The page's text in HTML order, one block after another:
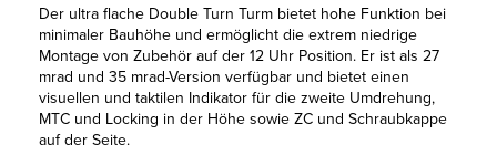
Der ultra flache Double Turn Turm bietet hohe Funktion bei
minimaler Bauhöhe und ermöglicht die extrem niedrige
Montage von Zubehör auf der 12 Uhr Position. Er ist als 27
mrad und 35 mrad-Version verfügbar und bietet einen
visuellen und taktilen Indikator für die zweite Umdrehung,
MTC und Locking in der Höhe sowie ZC und Schraubkappe
auf der Seite.